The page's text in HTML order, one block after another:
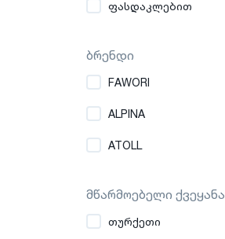
ფასდაკლებით
ბრენდი
FAWORI
ALPINA
ATOLL
მწარმოებელი ქვეყანა
თურქეთი